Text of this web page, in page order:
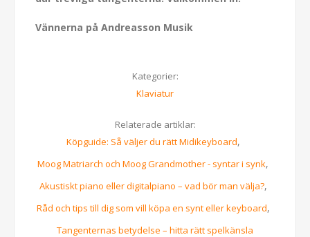
Vännerna på Andreasson Musik
Kategorier:
Klaviatur
Relaterade artiklar:
Köpguide: Så väljer du rätt Midikeyboard,
Moog Matriarch och Moog Grandmother - syntar i synk,
Akustiskt piano eller digitalpiano – vad bör man välja?,
Råd och tips till dig som vill köpa en synt eller keyboard,
Tangenternas betydelse – hitta rätt spelkänsla